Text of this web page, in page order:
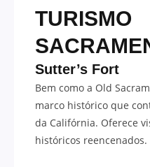
TURISMO
Sutter’s Fort
Bem como a Old
marco histórico que
da Califórnia. Oferece
históricos reencenados.